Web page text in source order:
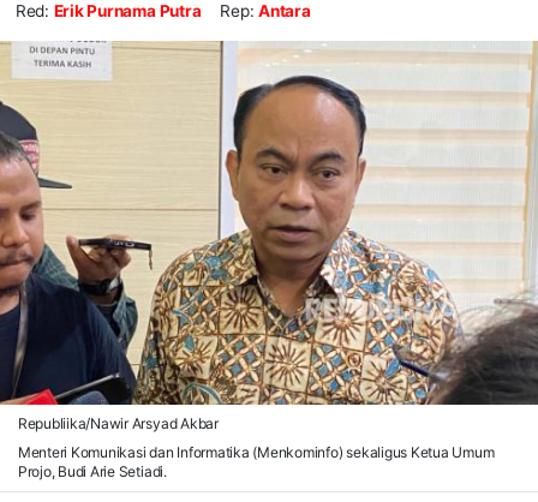
Red: Erik Purnama Putra Rep: Antara
Republiika/Nawir Arsyad Akbar
Menteri Komunikasi dan Informatika (Menkominfo) sekaligus Ketua Umum
Projo, Budi Arie Setiadi.